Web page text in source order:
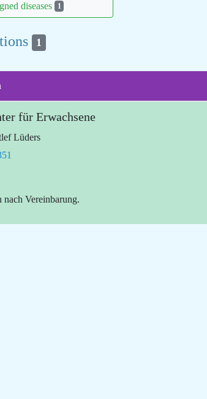
diseases 1
1
für Erwachsene
Lüders
nach Vereinbarung.